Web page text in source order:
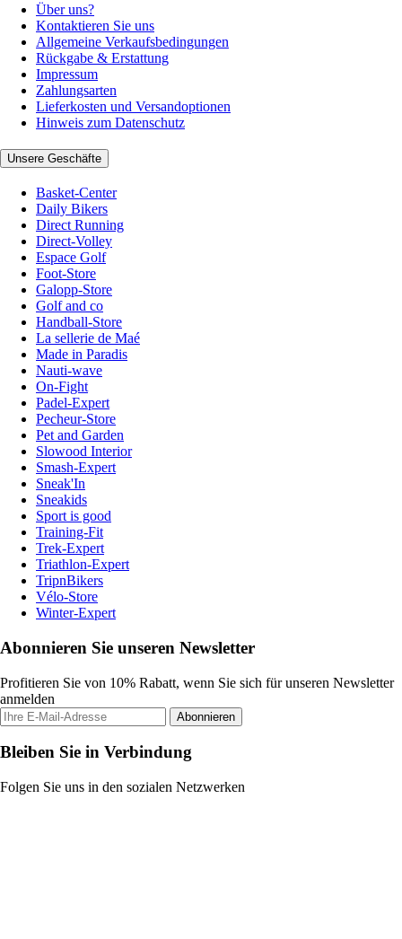
Über uns?
Kontaktieren Sie uns
Allgemeine Verkaufsbedingungen
Rückgabe & Erstattung
Impressum
Zahlungsarten
Lieferkosten und Versandoptionen
Hinweis zum Datenschutz
Unsere Geschäfte
Basket-Center
Daily Bikers
Direct Running
Direct-Volley
Espace Golf
Foot-Store
Galopp-Store
Golf and co
Handball-Store
La sellerie de Maé
Made in Paradis
Nauti-wave
On-Fight
Padel-Expert
Pecheur-Store
Pet and Garden
Slowood Interior
Smash-Expert
Sneak'In
Sneakids
Sport is good
Training-Fit
Trek-Expert
Triathlon-Expert
TripnBikers
Vélo-Store
Winter-Expert
Abonnieren Sie unseren Newsletter
Profitieren Sie von 10% Rabatt, wenn Sie sich für unseren Newsletter
anmelden
Abonnieren
Bleiben Sie in Verbindung
Folgen Sie uns in den sozialen Netzwerken